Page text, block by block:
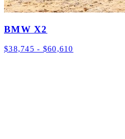
BMW X2
$38,745 - $60,610